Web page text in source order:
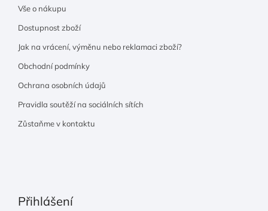
Vše o nákupu
Dostupnost zboží
Jak na vrácení, výměnu nebo reklamaci zboží?
Obchodní podmínky
Ochrana osobních údajů
Pravidla soutěží na sociálních sítích
Zůstaňme v kontaktu
Přihlášení